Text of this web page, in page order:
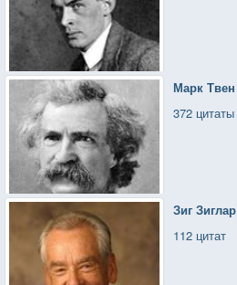
Марк Твен
372 цитаты
Зиг Зиглар
112 цитат